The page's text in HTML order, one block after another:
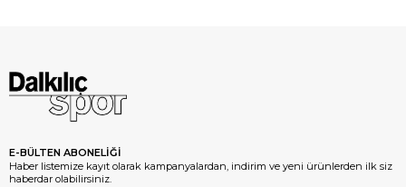
E-BÜLTEN ABONELİĞİ
Haber listemize kayıt olarak kampanyalardan, indirim ve yeni ürünlerden ilk siz
haberdar olabilirsiniz.